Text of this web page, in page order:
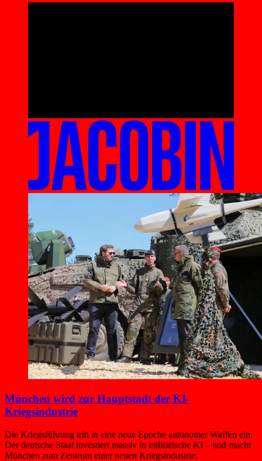
München wird zur Hauptstadt der KI-
Kriegsindustrie
Die Kriegsführung tritt in eine neue Epoche autonomer Waffen ein.
Der deutsche Staat investiert massiv in militärische KI – und macht
München zum Zentrum einer neuen Kriegsindustrie.